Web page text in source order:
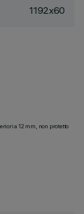
1192x60
a 12 mm, non protetto